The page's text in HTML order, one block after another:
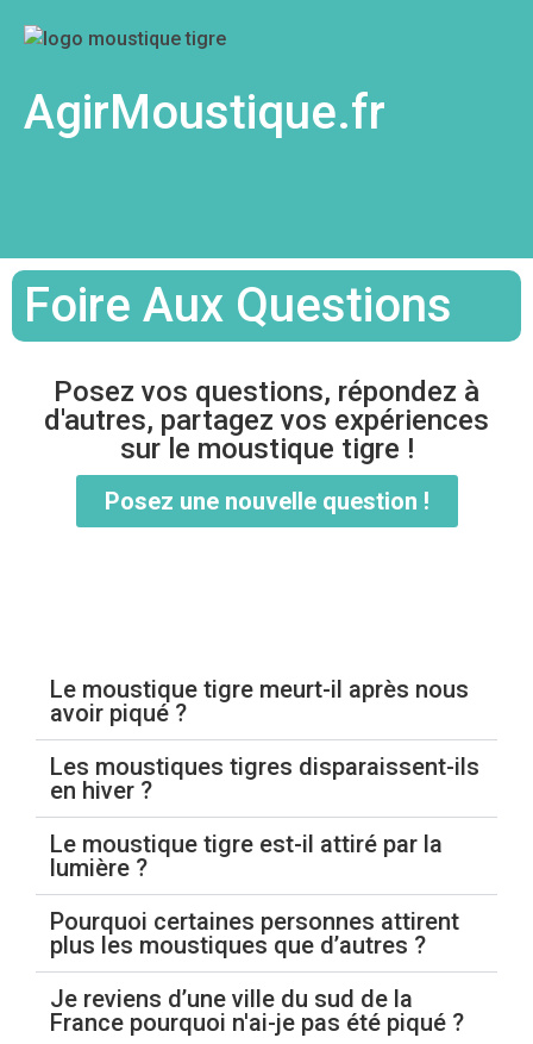
AgirMoustique.fr
Foire Aux Questions
Posez vos questions, répondez à
d'autres, partagez vos expériences
sur le moustique tigre !
Posez une nouvelle question !
Le moustique tigre meurt-il après nous
avoir piqué ?
Les moustiques tigres disparaissent-ils
en hiver ?
Le moustique tigre est-il attiré par la
lumière ?
Pourquoi certaines personnes attirent
plus les moustiques que d’autres ?
Je reviens d’une ville du sud de la
France pourquoi n'ai-je pas été piqué ?